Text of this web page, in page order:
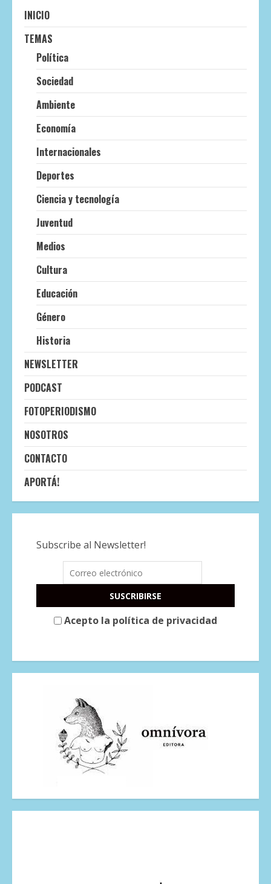
INICIO
TEMAS
Política
Sociedad
Ambiente
Economía
Internacionales
Deportes
Ciencia y tecnología
Juventud
Medios
Cultura
Educación
Género
Historia
NEWSLETTER
PODCAST
FOTOPERIODISMO
NOSOTROS
CONTACTO
APORTÁ!
Subscribe al Newsletter!
Acepto la política de privacidad